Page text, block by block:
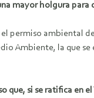
mayor holgura
permiso ambiental
Ambiente, la que
que, si se ratifica en